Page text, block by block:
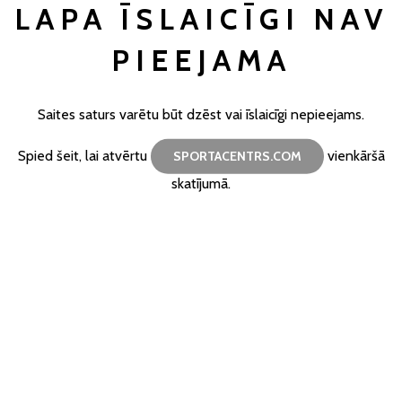
LAPA ĪSLAICĪGI NAV
PIEEJAMA
Saites saturs varētu būt dzēst vai īslaicīgi nepieejams.
Spied šeit, lai atvērtu SPORTACENTRS.COM
vienkāršā
skatījumā.